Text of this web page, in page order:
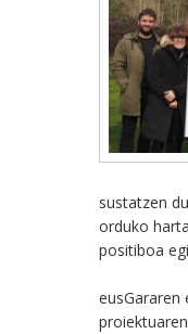
sustatzen
orduko
positiboa
eusGararen